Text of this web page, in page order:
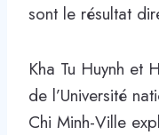
sont le résultat
Kha Tu Huynh et
de l’Université
Chi Minh-Ville